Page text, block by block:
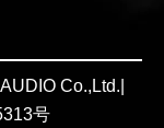
Co.,Ltd.|
号